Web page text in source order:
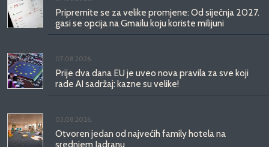
Pripremite se za velike promjene: Od siječnja 2027.
gasi se opcija na Gmailu koju koriste milijuni
07.08.2026.
Prije dva dana EU je uveo nova pravila za sve koji
rade AI sadržaj: kazne su velike!
03.08.2026.
Otvoren jedan od najvećih family hotela na
srednjem Jadranu